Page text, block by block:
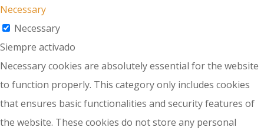
Necessary
Necessary
Siempre activado
Necessary cookies are absolutely essential for the website
to function properly. This category only includes cookies
that ensures basic functionalities and security features of
the website. These cookies do not store any personal